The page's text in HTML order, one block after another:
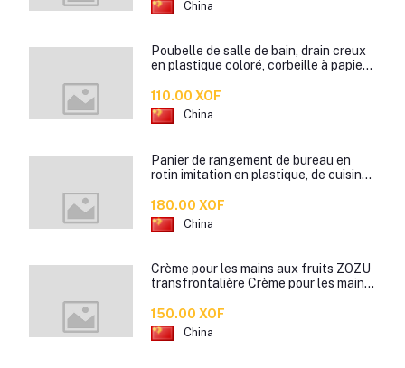
China
Poubelle de salle de bain, drain creux
en plastique coloré, corbeille à papier
110.00 XOF
China
Panier de rangement de bureau en
rotin imitation en plastique, de cuisine
de rangement de salle de bain
180.00 XOF
China
Crème pour les mains aux fruits ZOZU
transfrontalière Crème pour les mains
80g
150.00 XOF
China